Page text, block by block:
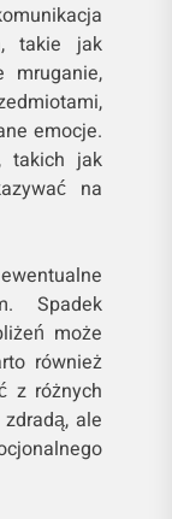
takie jak
mruganie,
emocje.
takich jak
na
Spadek
może
również
z różnych
ale